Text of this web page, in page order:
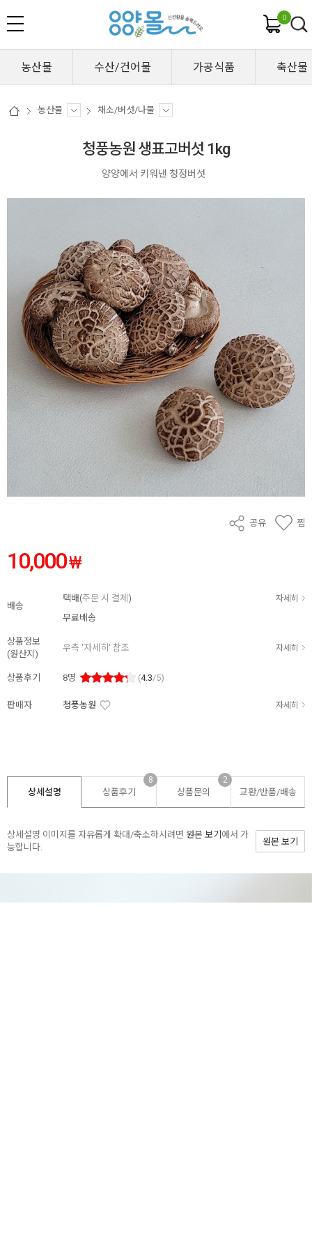
0
농산물 수산/건어물 가공식품 축산물
농산물 채소/버섯/나물
청풍농원 생표고버섯 1kg
양양에서 키워낸 청정버섯
공유 찜
10,000₩
배송
택배(주문 시 결제 ) 자세히
무료배송
상품정보
(원산지)
우측 '자세히' 참조 자세히
상품후기 8명 (4.3/5)
판매자 청풍농원 자세히
상세설명 상품후기
8
상품문의
2
교환/반품/배송
상세설명 이미지를 자유롭게 확대/축소하시려면 원본 보기 에서 가
능합니다.
원본 보기